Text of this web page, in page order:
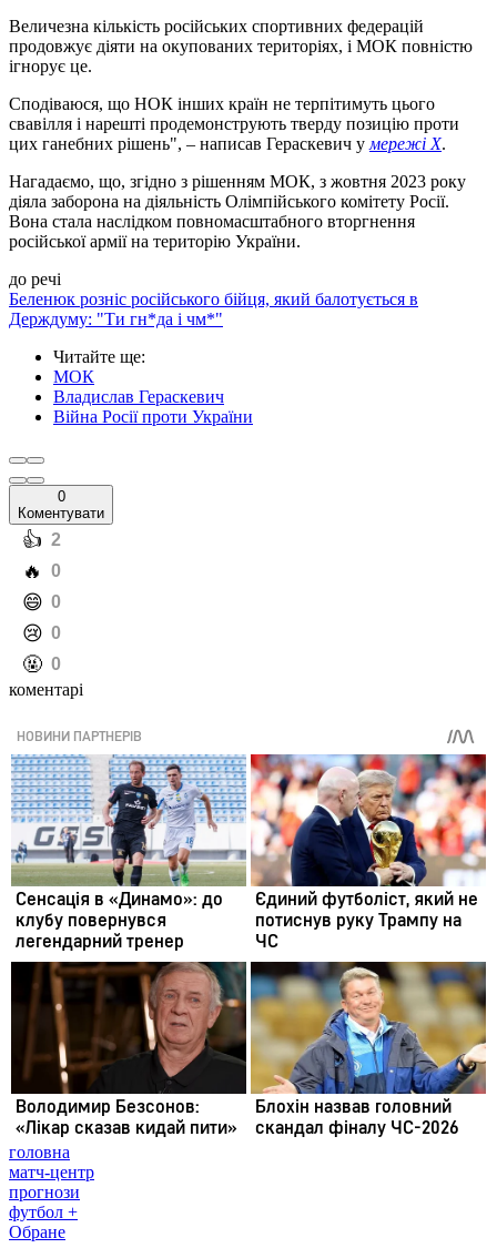
Величезна кількість російських спортивних федерацій
продовжує діяти на окупованих територіях, і МОК повністю
ігнорує це.
Сподіваюся, що НОК інших країн не терпітимуть цього
свавілля і нарешті продемонструють тверду позицію проти
цих ганебних рішень", – написав Гераскевич умережі Х.
Нагадаємо, що, згідно з рішенням МОК, з жовтня 2023 року
діяла заборона на діяльність Олімпійського комітету Росії.
Вона стала наслідком повномасштабного вторгнення
російської армії на територію України.
до речі
Беленюк розніс російського бійця, який балотується в
Держдуму: "Ти гн*да і чм*"
Читайте ще:
МОК
Владислав Гераскевич
Війна Росії проти України
0
Коментувати
️👍 2
️🔥 0
️😄 0
️😢 0
️🤬 0
коментарі
головна
матч-центр
прогнози
футбол +
Обране